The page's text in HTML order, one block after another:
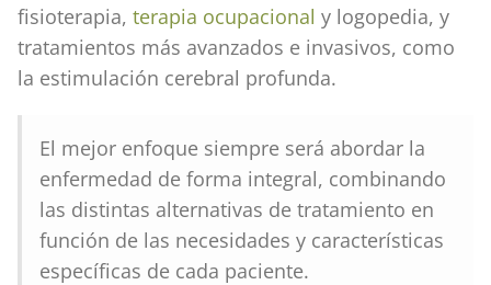
fisioterapia, terapia ocupacional y logopedia, y
tratamientos más avanzados e invasivos, como
la estimulación cerebral profunda.
El mejor enfoque siempre será abordar la
enfermedad de forma integral, combinando
las distintas alternativas de tratamiento en
función de las necesidades y características
específicas de cada paciente.